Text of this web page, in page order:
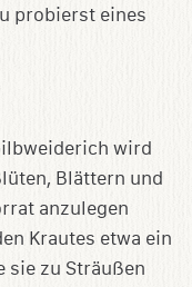
probierst eines
wird
Blättern und
anzulegen
Krautes etwa ein
sie zu Sträußen